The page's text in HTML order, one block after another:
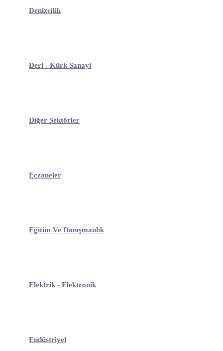
Denizcilik
Deri - Kürk Sanayi
Diğer Sektörler
Eczaneler
Eğitim Ve Danışmanlık
Elektrik - Elektronik
Endüstriyel